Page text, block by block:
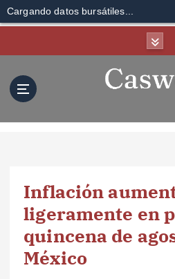
Cargando datos bursátiles...
Inflación
ligeramente en
quincena de
México